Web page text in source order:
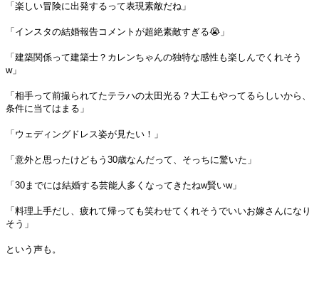
「楽しい冒険に出発するって表現素敵だね」
「インスタの結婚報告コメントが超絶素敵すぎる😭」
「建築関係って建築士？カレンちゃんの独特な感性も楽しんでくれそう
w」
「相手って前撮られてたテラハの太田光る？大工もやってるらしいから、
条件に当てはまる」
「ウェディングドレス姿が見たい！」
「意外と思ったけどもう30歳なんだって、そっちに驚いた」
「30までには結婚する芸能人多くなってきたねw賢いw」
「料理上手だし、疲れて帰っても笑わせてくれそうでいいお嫁さんになり
そう」
という声も。